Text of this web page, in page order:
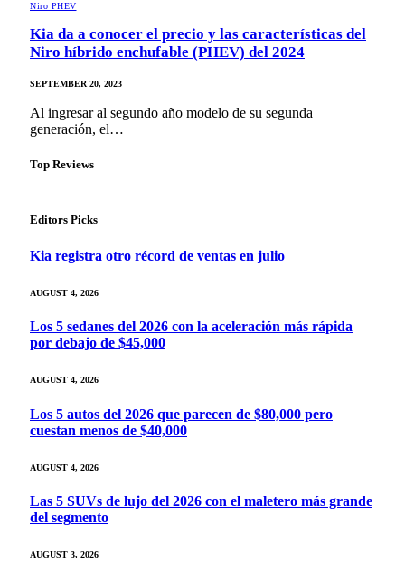
Niro PHEV
Kia da a conocer el precio y las características del
Niro híbrido enchufable (PHEV) del 2024
SEPTEMBER 20, 2023
Al ingresar al segundo año modelo de su segunda
generación, el…
Top Reviews
Editors Picks
Kia registra otro récord de ventas en julio
AUGUST 4, 2026
Los 5 sedanes del 2026 con la aceleración más rápida
por debajo de $45,000
AUGUST 4, 2026
Los 5 autos del 2026 que parecen de $80,000 pero
cuestan menos de $40,000
AUGUST 4, 2026
Las 5 SUVs de lujo del 2026 con el maletero más grande
del segmento
AUGUST 3, 2026